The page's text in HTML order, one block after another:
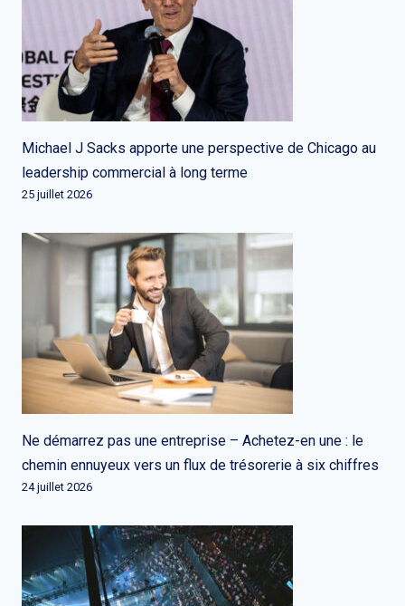
Michael J Sacks apporte une perspective de Chicago au
leadership commercial à long terme
25 juillet 2026
Ne démarrez pas une entreprise – Achetez-en une : le
chemin ennuyeux vers un flux de trésorerie à six chiffres
24 juillet 2026